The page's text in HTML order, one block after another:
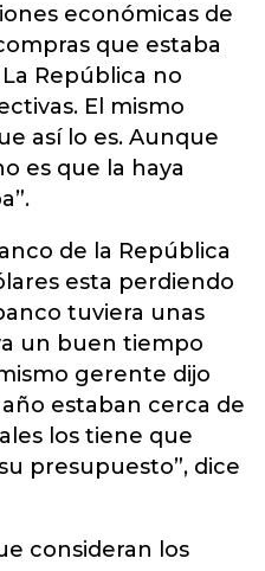
económicas de
que estaba
República no
El mismo
así lo es. Aunque
es que la haya
de la República
esta perdiendo
tuviera unas
un buen tiempo
gerente dijo
estaban cerca de
los tiene que
presupuesto”, dice
consideran los